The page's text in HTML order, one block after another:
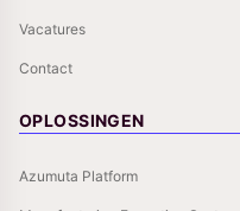
Vacatures
Contact
OPLOSSINGEN
Azumuta Platform